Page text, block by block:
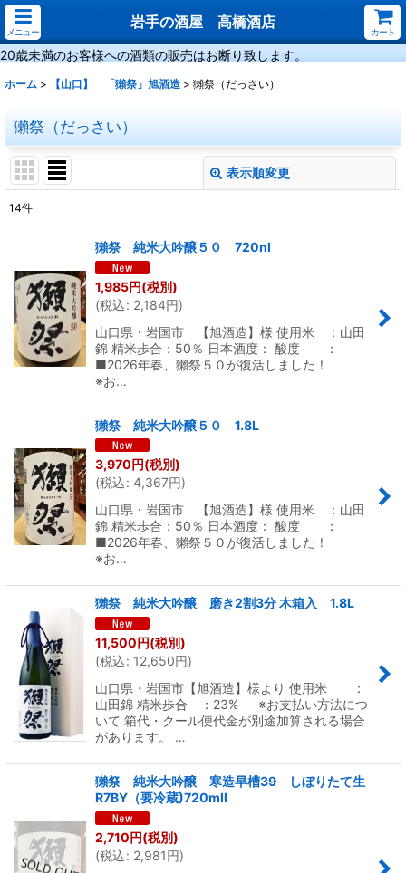
メニュー
岩手の酒屋 高橋酒店
カート
20歳未満のお客様への酒類の販売はお断り致します。
ホーム > 【山口】 「獺祭」旭酒造 > 獺祭（だっさい）
獺祭（だっさい）
表示順変更
並び順:
絞り込む
14件
獺祭 純米大吟醸５０ 720nl
1,985円(税別)
(税込: 2,184円)
山口県・岩国市 【旭酒造】様 使用米 ：山田
錦 精米歩合：50％ 日本酒度： 酸度 ：
■2026年春、獺祭５０が復活しました！
※お…
獺祭 純米大吟醸５０ 1.8L
3,970円(税別)
(税込: 4,367円)
山口県・岩国市 【旭酒造】様 使用米 ：山田
錦 精米歩合：50％ 日本酒度： 酸度 ：
■2026年春、獺祭５０が復活しました！
※お…
獺祭 純米大吟醸 磨き2割3分 木箱入 1.8L
11,500円(税別)
(税込: 12,650円)
山口県・岩国市【旭酒造】様より 使用米 ：
山田錦 精米歩合 ：23% ※お支払い方法につ
いて 箱代・クール便代金が別途加算される場合
があります。 …
獺祭 純米大吟醸 寒造早槽39 しぼりたて生
R7BY（要冷蔵)720mll
2,710円(税別)
(税込: 2,981円)